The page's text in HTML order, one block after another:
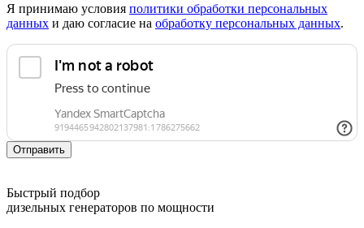
Я принимаю условия политики обработки персональных
данных и даю согласие на обработку персональных данных.
Отправить
Быстрый подбор
дизельных генераторов по мощности